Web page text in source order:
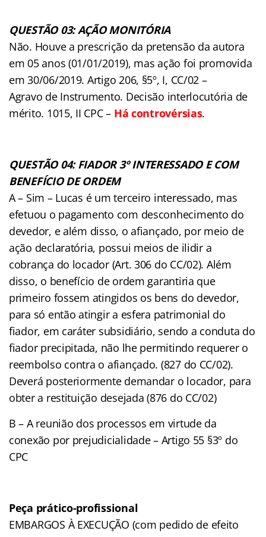
QUESTÃO 03: AÇÃO MONITÓRIA
Não. Houve a prescrição da pretensão da autora
em 05 anos (01/01/2019), mas ação foi promovida
em 30/06/2019. Artigo 206, §5º, I, CC/02 –
Agravo de Instrumento. Decisão interlocutória de
mérito. 1015, II CPC – Há controvérsias.
QUESTÃO 04: FIADOR 3º INTERESSADO E COM
BENEFÍCIO DE ORDEM
A – Sim – Lucas é um terceiro interessado, mas
efetuou o pagamento com desconhecimento do
devedor, e além disso, o afiançado, por meio de
ação declaratória, possui meios de ilidir a
cobrança do locador (Art. 306 do CC/02). Além
disso, o benefício de ordem garantiria que
primeiro fossem atingidos os bens do devedor,
para só então atingir a esfera patrimonial do
fiador, em caráter subsidiário, sendo a conduta do
fiador precipitada, não lhe permitindo requerer o
reembolso contra o afiançado. (827 do CC/02).
Deverá posteriormente demandar o locador, para
obter a restituição desejada (876 do CC/02)
B – A reunião dos processos em virtude da
conexão por prejudicialidade – Artigo 55 §3º do
CPC
Peça prático-profissional
EMBARGOS À EXECUÇÃO (com pedido de efeito